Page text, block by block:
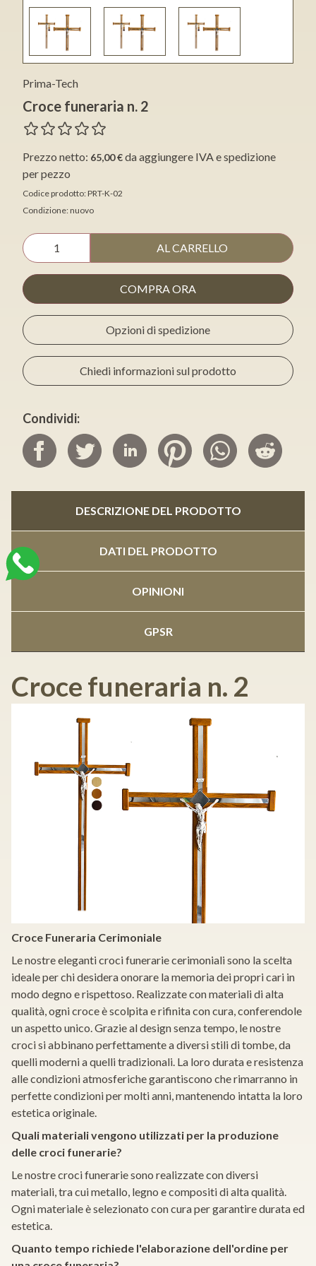
Prima-Tech
Croce funeraria n. 2
Prezzo netto: 65,00 €da aggiungere IVA e spedizione
per pezzo
Codice prodotto: PRT-K-02
Condizione: nuovo
AL CARRELLO
COMPRA ORA
Opzioni di spedizione
Chiedi informazioni sul prodotto
Condividi:
DESCRIZIONE DEL PRODOTTO
DATI DEL PRODOTTO
OPINIONI
GPSR
Croce funeraria n. 2
Croce Funeraria Cerimoniale
Le nostre eleganti croci funerarie cerimoniali sono la scelta
ideale per chi desidera onorare la memoria dei propri cari in
modo degno e rispettoso. Realizzate con materiali di alta
qualità, ogni croce è scolpita e rifinita con cura, conferendole
un aspetto unico. Grazie al design senza tempo, le nostre
croci si abbinano perfettamente a diversi stili di tombe, da
quelli moderni a quelli tradizionali. La loro durata e resistenza
alle condizioni atmosferiche garantiscono che rimarranno in
perfette condizioni per molti anni, mantenendo intatta la loro
estetica originale.
Quali materiali vengono utilizzati per la produzione
delle croci funerarie?
Le nostre croci funerarie sono realizzate con diversi
materiali, tra cui metallo, legno e compositi di alta qualità.
Ogni materiale è selezionato con cura per garantire durata ed
estetica.
Quanto tempo richiede l'elaborazione dell'ordine per